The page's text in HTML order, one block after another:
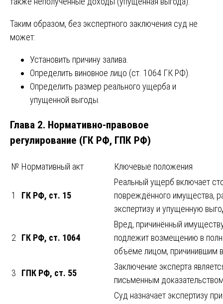
Таким образом, без экспертного заключения суд не
может:
Установить причину залива.
Определить виновное лицо (ст. 1064 ГК РФ).
Определить размер реального ущерба и
упущенной выгоды.
Глава 2. Нормативно-правовое
регулирование (ГК РФ, ГПК РФ)
№ Нормативный акт Ключевые положения
1 ГК РФ, ст. 15
Реальный ущерб включает
повреждённого имущества,
экспертизу и упущенную
2 ГК РФ, ст. 1064
Вред, причинённый
подлежит возмещению в
объёме лицом, причинившим
3 ГПК РФ, ст. 55
Заключение эксперта
письменным
Суд назначает экспертизу при